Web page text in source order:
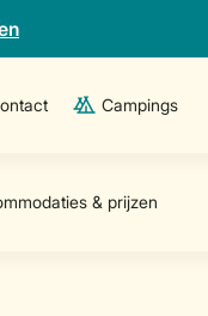
Campings